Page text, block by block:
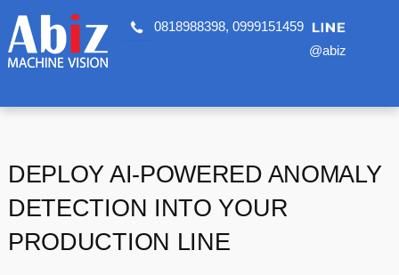
0818988398, 0999151459
@abiz
DEPLOY AI-POWERED ANOMALY
DETECTION INTO YOUR
PRODUCTION LINE